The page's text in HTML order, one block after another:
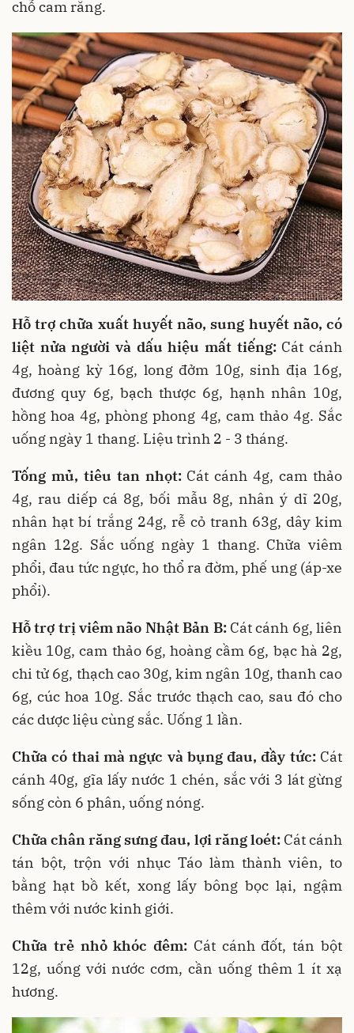
chỗ cam răng.
Hỗ trợ chữa xuất huyết não, sung huyết não, có
liệt nửa người và dấu hiệu mất tiếng:Cát cánh
4g, hoàng kỳ 16g, long đởm 10g, sinh địa 16g,
đương quy 6g, bạch thược 6g, hạnh nhân 10g,
hồng hoa 4g, phòng phong 4g, cam thảo 4g. Sắc
uống ngày 1 thang. Liệu trình 2 - 3 tháng.
Tống mủ, tiêu tan nhọt:Cát cánh 4g, cam thảo
4g, rau diếp cá 8g, bối mẫu 8g, nhân ý dĩ 20g,
nhân hạt bí trắng 24g, rễ cỏ tranh 63g, dây kim
ngân 12g. Sắc uống ngày 1 thang. Chữa viêm
phổi, đau tức ngực, ho thổ ra đờm, phế ung (áp-xe
phổi).
Hỗ trợ trị viêm não Nhật Bản B:Cát cánh 6g, liên
kiều 10g, cam thảo 6g, hoàng cầm 6g, bạc hà 2g,
chi tử 6g, thạch cao 30g, kim ngân 10g, thanh cao
6g, cúc hoa 10g. Sắc trước thạch cao, sau đó cho
các dược liệu cùng sắc. Uống 1 lần.
Chữa có thai mà ngực và bụng đau, đầy tức: Cát
cánh 40g, gĩa lấy nước 1 chén, sắc với 3 lát gừng
sống còn 6 phân, uống nóng.
Chữa chân răng sưng đau, lợi răng loét: Cát cánh
tán bột, trộn với nhục Táo làm thành viên, to
bằng hạt bồ kết, xong lấy bông bọc lại, ngậm
thêm với nước kinh giới.
Chữa trẻ nhỏ khóc đêm: Cát cánh đốt, tán bột
12g, uống với nước cơm, cần uống thêm 1 ít xạ
hương.